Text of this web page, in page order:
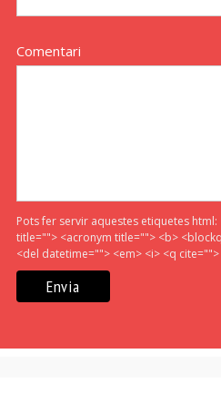
Comentari
Pots fer servir aquestes etiquetes html:
title=""> <acronym title=""> <b>
<del datetime=""> <em> <i> <q